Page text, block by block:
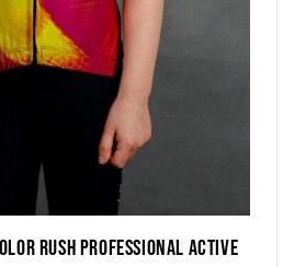
Rush Professional Active